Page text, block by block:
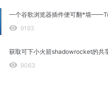
一个谷歌浏览器插件便可翻*墙
9193
获取可下小火箭shadowrocket的共
9063